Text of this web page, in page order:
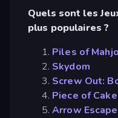
Quels sont les
plus populaires ?
Piles of
Skydom
Screw Out:
Piece of
Arrow Escape